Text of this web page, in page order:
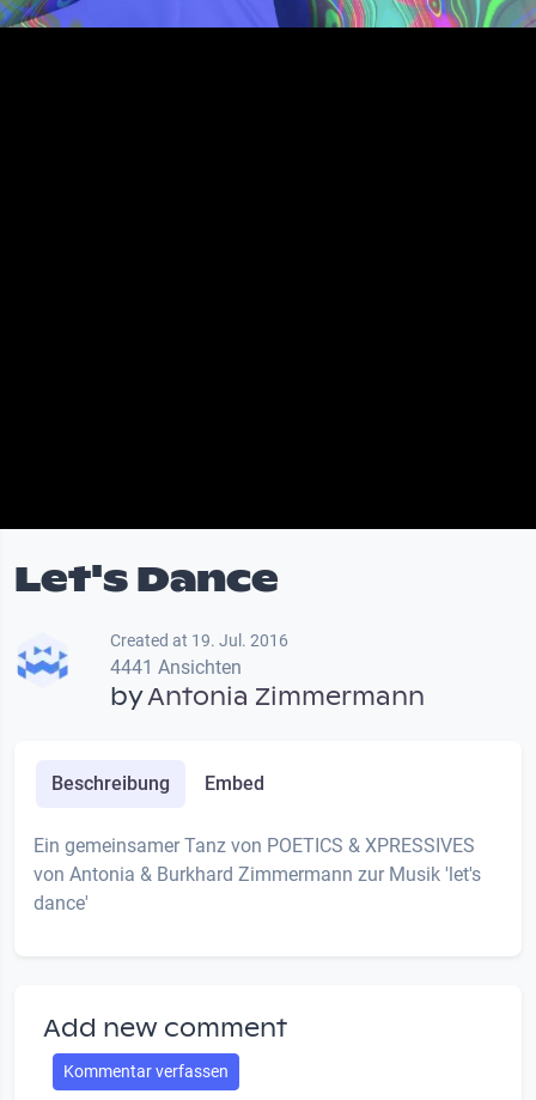
Let's Dance
Created at 19. Jul. 2016
4441 Ansichten
byAntonia Zimmermann
Beschreibung Embed
Ein gemeinsamer Tanz von POETICS & XPRESSIVES
von Antonia & Burkhard Zimmermann zur Musik 'let's
dance'
Add new comment
Kommentar verfassen